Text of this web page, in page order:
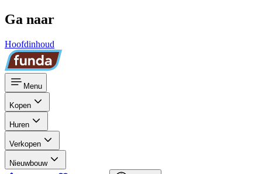
Ga naar
Hoofdinhoud
Menu
Kopen
Huren
Verkopen
Nieuwbouw